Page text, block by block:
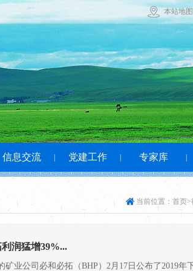
本站地图
信息交流 党建工作 专家库
当前位置： 首页>
润猛增39%...
矿业公司必和必拓（BHP）2月17日公布了2019年